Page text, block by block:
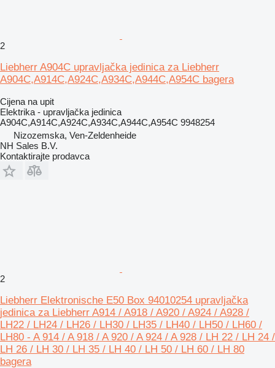
2
Liebherr A904C upravljačka jedinica za Liebherr
A904C,A914C,A924C,A934C,A944C,A954C bagera
Cijena na upit
Elektrika - upravljačka jedinica
A904C,A914C,A924C,A934C,A944C,A954C 9948254
Nizozemska, Ven-Zeldenheide
NH Sales B.V.
Kontaktirajte prodavca
2
Liebherr Elektronische E50 Box 94010254 upravljačka
jedinica za Liebherr A914 / A918 / A920 / A924 / A928 /
LH22 / LH24 / LH26 / LH30 / LH35 / LH40 / LH50 / LH60 /
LH80 - A 914 / A 918 / A 920 / A 924 / A 928 / LH 22 / LH 24 /
LH 26 / LH 30 / LH 35 / LH 40 / LH 50 / LH 60 / LH 80
bagera